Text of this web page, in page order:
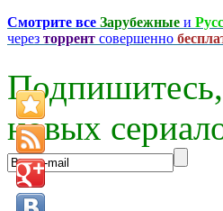
Смотрите все Зарубежные и
через торрент совершенно
новых